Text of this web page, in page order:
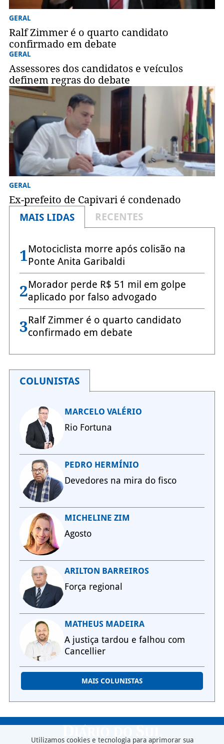
GERAL
Ralf Zimmer é o quarto candidato
confirmado em debate
GERAL
Assessores dos candidatos e veículos
definem regras do debate
GERAL
Ex-prefeito de Capivari é condenado
MAIS LIDAS
RECENTES
1Motociclista morre após colisão na
Ponte Anita Garibaldi
2Morador perde R$ 51 mil em golpe
aplicado por falso advogado
3Ralf Zimmer é o quarto candidato
confirmado em debate
COLUNISTAS
MARCELO VALÉRIO
Rio Fortuna
PEDRO HERMÍNIO
Devedores na mira do fisco
MICHELINE ZIM
Agosto
ARILTON BARREIROS
Força regional
MATHEUS MADEIRA
A justiça tardou e falhou com
Cancellier
MAIS COLUNISTAS
Utilizamos cookies e tecnologia para aprimorar sua